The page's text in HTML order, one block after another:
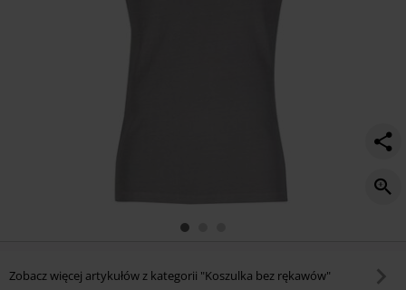
Zobacz więcej artykułów z kategorii "Koszulka bez rękawów"